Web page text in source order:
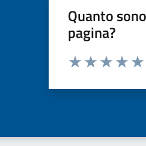
Quanto
pagina?
Valuta da 1 a 5 stelle la